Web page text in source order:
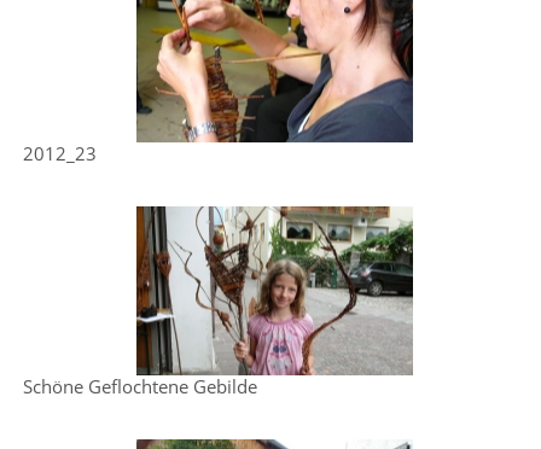
2012_23
Schöne Geflochtene Gebilde